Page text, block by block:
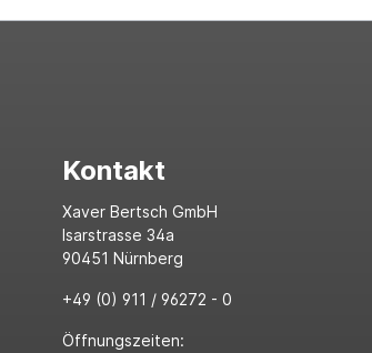
Kontakt
Xaver Bertsch GmbH
Isarstrasse 34a
90451 Nürnberg
+49 (0) 911 / 96272 - 0
Öffnungszeiten: